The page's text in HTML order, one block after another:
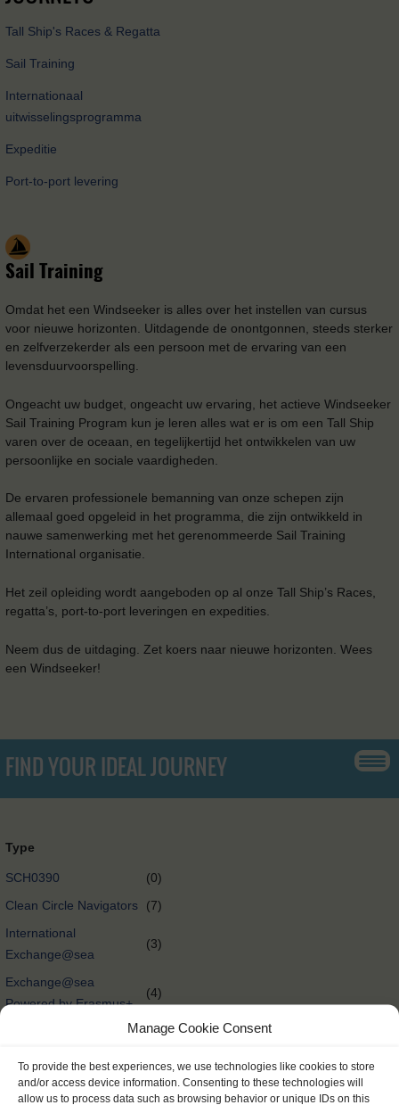
Manage Cookie Consent
To provide the best experiences, we use technologies like cookies to store
and/or access device information. Consenting to these technologies will
allow us to process data such as browsing behavior or unique IDs on this
Tall Ship's Races & Regatta
Sail Training
Internationaal
uitwisselingsprogramma
Expeditie
Port-to-port levering
Sail Training
Omdat het een Windseeker is alles over het instellen van cursus
voor nieuwe horizonten. Uitdagende de onontgonnen, steeds sterker
en zelfverzekerder als een persoon met de ervaring van een
levensduurvoorspelling.
Ongeacht uw budget, ongeacht uw ervaring, het actieve Windseeker
Sail Training Program kun je leren alles wat er is om een ​​Tall Ship
varen over de oceaan, en tegelijkertijd het ontwikkelen van uw
persoonlijke en sociale vaardigheden.
De ervaren professionele bemanning van onze schepen zijn
allemaal goed opgeleid in het programma, die zijn ontwikkeld in
nauwe samenwerking met het gerenommeerde Sail Training
International organisatie.
Het zeil opleiding wordt aangeboden op al onze Tall Ship’s Races,
regatta’s, port-to-port leveringen en expedities.
Neem dus de uitdaging. Zet koers naar nieuwe horizonten. Wees
een Windseeker!
FIND YOUR IDEAL JOURNEY
Type
SCH0390
(0)
Clean Circle Navigators
(7)
International
Exchange@sea
(3)
Exchange@sea
Powered by Erasmus+
(4)
(0)
International Exchange
(58)